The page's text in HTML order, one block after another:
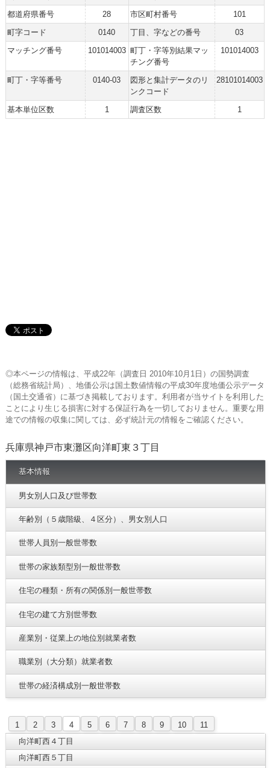
都道府県番号
28 市区町村番号
101
町字コード
0140 丁目、字などの番号
03
マッチング番号
101014003 町丁・字等別結果マッ
チング番号
101014003
町丁・字等番号 0140-03
図形と集計データのリ
ンクコード
28101014003
基本単位区数 1 調査区数 1
◎本ページの情報は、平成22年（調査日 2010年10月1日）の国勢調査
（総務省統計局）、地価公示は国土数値情報の平成30年度地価公示データ
（国土交通省）に基づき掲載しております。利用者が当サイトを利用した
ことにより生じる損害に対する保証行為を一切しておりません。重要な用
途での情報の収集に関しては、必ず統計元の情報をご確認ください。
兵庫県神戸市東灘区向洋町東３丁目
基本情報
男女別人口及び世帯数
年齢別（５歳階級、４区分）、男女別人口
世帯人員別一般世帯数
世帯の家族類型別一般世帯数
住宅の種類・所有の関係別一般世帯数
住宅の建て方別世帯数
産業別・従業上の地位別就業者数
職業別（大分類）就業者数
世帯の経済構成別一般世帯数
1 2 3 4 5 6 7 8 9 10
11
向洋町西４丁目
向洋町西５丁目